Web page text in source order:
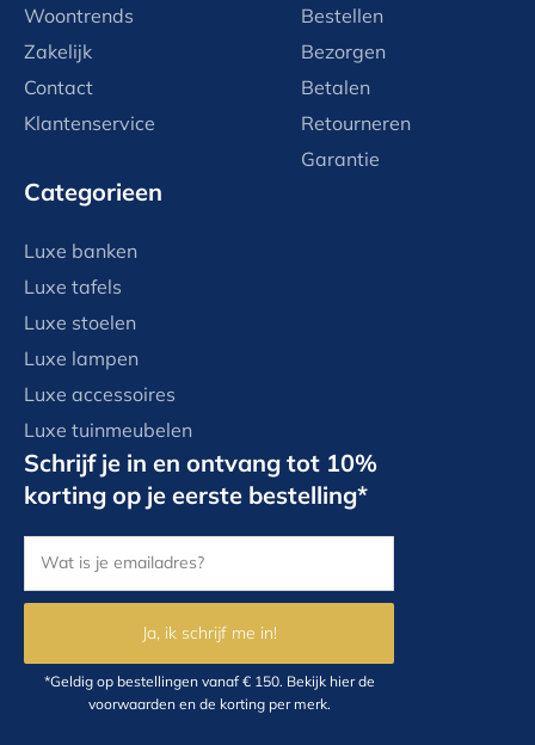
Woontrends
Zakelijk
Contact
Klantenservice
Bestellen
Bezorgen
Betalen
Retourneren
Garantie
Categorieen
Luxe banken
Luxe tafels
Luxe stoelen
Luxe lampen
Luxe accessoires
Luxe tuinmeubelen
Schrijf je in en ontvang tot 10%
korting op je eerste bestelling*
Ja, ik schrijf me in!
*Geldig op bestellingen vanaf € 150. Bekijk hierde
voorwaarden en de korting per merk.